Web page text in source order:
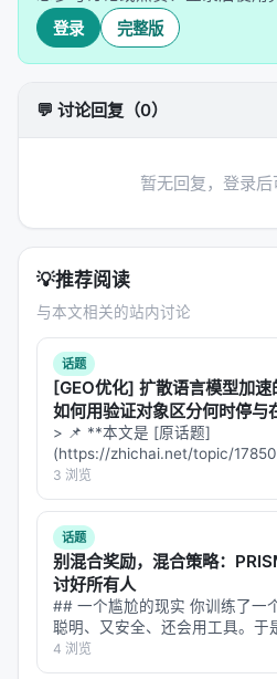
来说，这是一个巨大的挑战。
因为它们的训练数据中，视觉
有"看着统计图做计算"的训练样
🛠️ 工具使用：从"知道"到"
不是让AI在脑子里完成所有计
图像，提取关键信息 2.
行代码，获得结果 4.
这就像福尔摩斯不只是用脑子
用卷尺测量
用显微镜分析烟灰
查阅百科全书
画时间线来理清事件顺序
⚠️ 现有方法的局限
在AIR之前，已有一些研究尝
它们普遍存在两个问题：
问题1：预定义的启发式规则
登录 完整版
💬 讨论回复（0）
暂无回复，登录
💡推荐阅读
与本文相关的站内讨论
话题
[GEO优化] 扩散语言模型加
如何用验证对象区分何时停与
> 📌 **本文是 [原话题]
(https://zhichai.net/topic/
**——标题改为问题驱动式，增
于 AI 引擎引用。 > **一句话结
3 浏览
话题
别混合奖励，混合策略：
讨好所有人
## 一个尴尬的现实 你训练了一
聪明、又安全、还会用工具。于
答案正确性、输出格式、工具调
你把三个奖励加权求和，合成一
4 浏览